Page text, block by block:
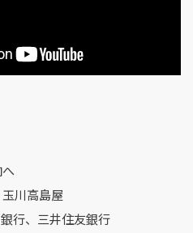
川高島屋
行、三井住友銀行